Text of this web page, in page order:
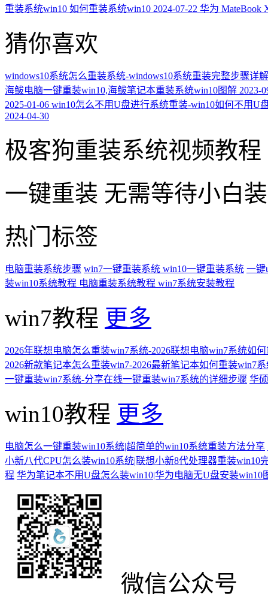
重装系统win10 如何重装系统win10 2024-07-22 华为 MateBook
猜你喜欢
windows10系统怎么重装系统-windows10系统重装完整步骤详解
海鲅电脑一键重装win10,海鲅笔记本重装系统win10图解 2023-
2025-01-06 win10怎么不用U盘进行系统重装-win10如何不用U
2024-04-30
极客狗重装系统视频教程
一键重装 无需等待小白
热门标签
电脑重装系统步骤 win7一键重装系统 win10一键重装系统 一键
装win10系统教程 电脑重装系统教程 win7系统安装教程
win7教程 更多
2026年联想电脑怎么重装win7系统-2026联想电脑win7系统如
2026新款笔记本怎么重装win7-2026最新笔记本如何重装win7
一键重装win7系统-分享在线一键重装win7系统的详细步骤 华
win10教程 更多
电脑怎么一键重装win10系统|超简单的win10系统重装方法分享
小新八代CPU怎么装win10系统|联想小新8代处理器重装win10
程 华为笔记本不用U盘怎么装win10|华为电脑无U盘安装win10
微信公众号